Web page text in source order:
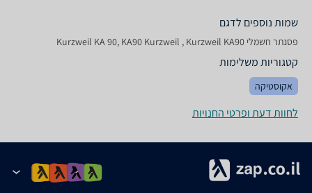
שמות נוספים לדגם
‏פסנתר חשמלי Kurzweil KA 90, KA90 Kurzweil , Kurzweil KA90
קטגוריות משלימות
אקוסטיקה
לחוות דעת ופרטי החנויות